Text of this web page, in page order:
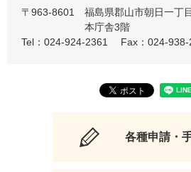
〒963-8601
福島県郡山市朝日一丁
本庁舎3階
Tel：024-924-2361
Fax：024-
各種申請・